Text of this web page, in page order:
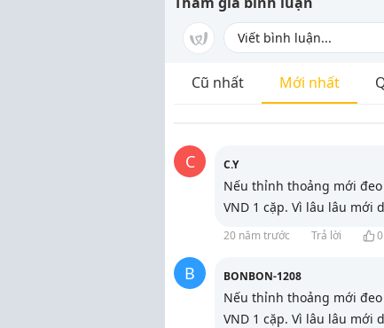
Cũ nhất Mới nhất
C C.Y
Nếu thỉnh thoảng mới
VND 1 cặp. Vì lâu lâu mới
20 năm trước Trả lời 0
B BONBON-1208
Nếu thỉnh thoảng mới
VND 1 cặp. Vì lâu lâu mới